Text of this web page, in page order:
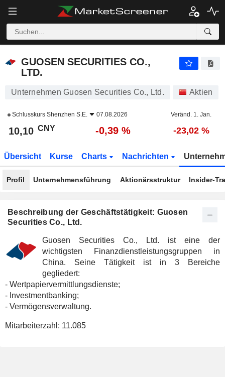
GUOSEN SECURITIES CO.,
LTD.
Unternehmen Guosen Securities Co., Ltd. Aktien
Schlusskurs Shenzhen S.E. 07.08.2026 Veränd. 1. Jan.
10,10 CNY -0,39 % -23,02 %
Übersicht Kurse Charts Nachrichten
Profil Unternehmensführung Aktionärsstruktur Insider-
Beschreibung der Geschäftstätigkeit: Guosen
Securities Co., Ltd.
Guosen Securities Co., Ltd. ist eine der
wichtigsten Finanzdienstleistungsgruppen in
China. Seine Tätigkeit ist in 3 Bereiche
gegliedert:
- Wertpapiervermittlungsdienste;
- Investmentbanking;
- Vermögensverwaltung.
Mitarbeiterzahl: 11.085